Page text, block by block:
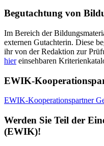
Begutachtung von
Im Bereich der
externen Gutachterin. Diese
ihr von der Redaktion zur
hiereinsehbaren
EWIK-
EWIK-Kooperationspartner
Werden Sie Teil der
(EWIK)!